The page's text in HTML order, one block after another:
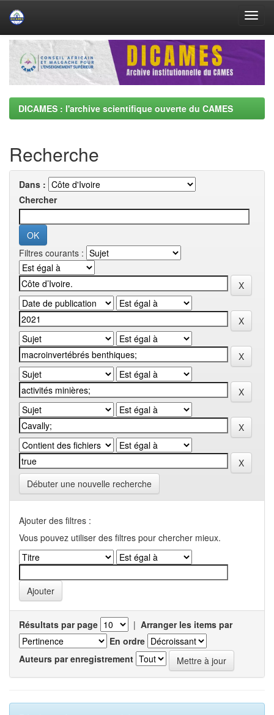
Skip
navigation
DICAMES : l'archive scientifique ouverte du CAMES
Recherche
Dans :
Chercher
Filtres courants :
Débuter une nouvelle recherche
Ajouter des filtres :
Vous pouvez utiliser des filtres pour chercher mieux.
Résultats par page | Arranger les items par
En ordre
Auteurs par enregistrement